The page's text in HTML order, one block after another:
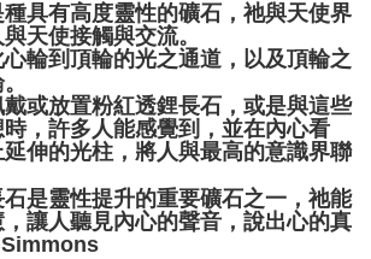
具有高度靈性的礦石，祂與天使界
天使接觸與交流。
輪到頂輪的光之通道，以及頂輪之
或放置粉紅透鋰長石，或是與這些
，許多人能感覺到，並在內心看
伸的光柱，將人與最高的意識界聯
是靈性提升的重要礦石之一，祂能
讓人聽見內心的聲音，說出心的真